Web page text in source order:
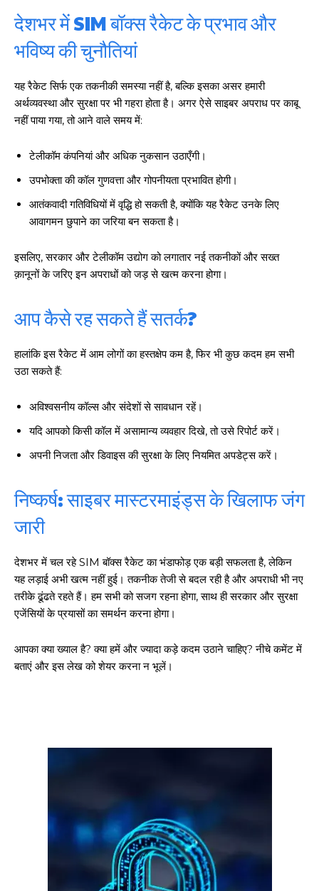
गुरुग्राम साइबर पुलिस ने बीते छह महीने में 18 बैंक कर्मचारियों को किया गिरफ्तार
इन लोगों ने लालच में आकर बैंक खाते खोलकर साइबर ठगों को उपलब्ध कराए
देशभर में SIM बॉक्स रैकेट के प्रभाव और
भविष्य की चुनौतियां
यह रैकेट सिर्फ एक तकनीकी समस्या नहीं है, बल्कि इसका असर हमारी
अर्थव्यवस्था और सुरक्षा पर भी गहरा होता है। अगर ऐसे साइबर अपराध पर काबू
नहीं पाया गया, तो आने वाले समय में:
टेलीकॉम कंपनियां और अधिक नुकसान उठाएँगी।
उपभोक्ता की कॉल गुणवत्ता और गोपनीयता प्रभावित होगी।
आतंकवादी गतिविधियों में वृद्धि हो सकती है, क्योंकि यह रैकेट उनके लिए
आवागमन छुपाने का जरिया बन सकता है।
इसलिए, सरकार और टेलीकॉम उद्योग को लगातार नई तकनीकों और सख्त
क़ानूनों के जरिए इन अपराधों को जड़ से खत्म करना होगा।
आप कैसे रह सकते हैं सतर्क?
हालांकि इस रैकेट में आम लोगों का हस्तक्षेप कम है, फिर भी कुछ कदम हम सभी
उठा सकते हैं:
अविश्वसनीय कॉल्स और संदेशों से सावधान रहें।
यदि आपको किसी कॉल में असामान्य व्यवहार दिखे, तो उसे रिपोर्ट करें।
अपनी निजता और डिवाइस की सुरक्षा के लिए नियमित अपडेट्स करें।
निष्कर्ष: साइबर मास्टरमाइंड्स के खिलाफ जंग
जारी
देशभर में चल रहे SIM बॉक्स रैकेट का भंडाफोड़ एक बड़ी सफलता है, लेकिन
यह लड़ाई अभी खत्म नहीं हुई। तकनीक तेजी से बदल रही है और अपराधी भी नए
तरीके ढूंढते रहते हैं। हम सभी को सजग रहना होगा, साथ ही सरकार और सुरक्षा
एजेंसियों के प्रयासों का समर्थन करना होगा।
आपका क्या ख्याल है? क्या हमें और ज्यादा कड़े कदम उठाने चाहिए? नीचे कमेंट में
बताएं और इस लेख को शेयर करना न भूलें।